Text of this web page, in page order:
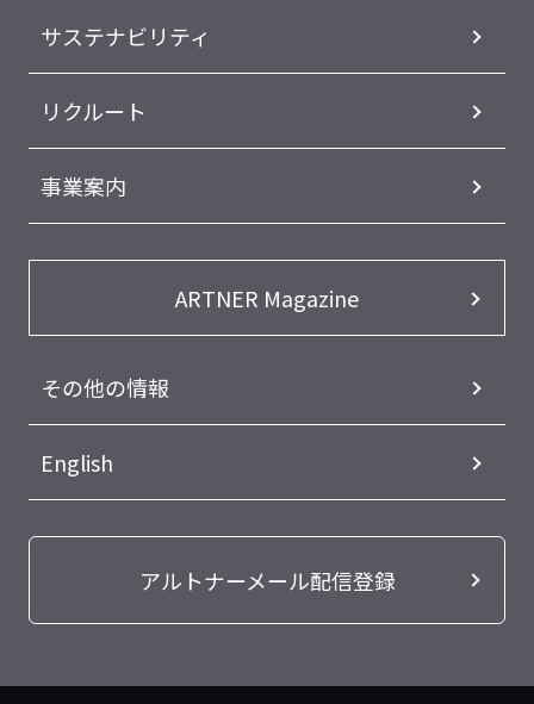
サステナビリティ
リクルート
事業案内
ARTNER Magazine
その他の情報
English
アルトナーメール配信登録